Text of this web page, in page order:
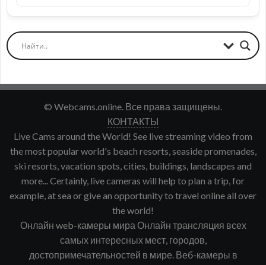
© Webcams.online. Все права защищены.
КОНТАКТЫ
Live Cams around the World! See live streaming video from
the most popular world's beach resorts, seaside promenades,
ski resorts, vacation spots, cities, buildings, landscapes and
more... Certainly, live cameras will help to plan a trip, for
example, at sea or give an opportunity to travel online all over
the world!
Онлайн web-камеры мира Онлайн трансляция всех
самых интересных мест, городов,
достопримечательностей в мире. Веб-камеры в